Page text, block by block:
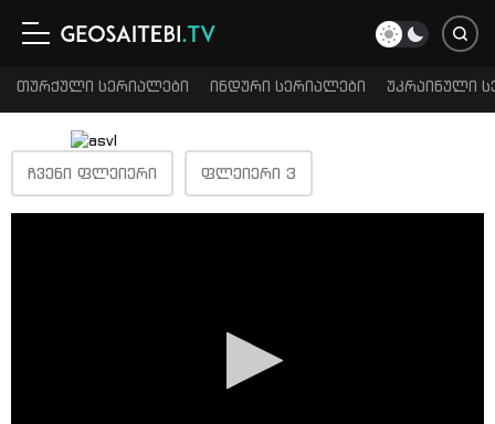
თურქული სერიალები ინდური სერიალები უკრაინული
ᲩᲕᲔᲜᲘ ᲤᲚᲔᲘᲔᲠᲘ ᲤᲚᲔᲘᲔᲠᲘ 3